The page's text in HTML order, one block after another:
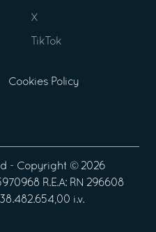
X
TikTok
Cookies Policy
- Copyright © 2026
R.E.A: RN 296608
i.v.